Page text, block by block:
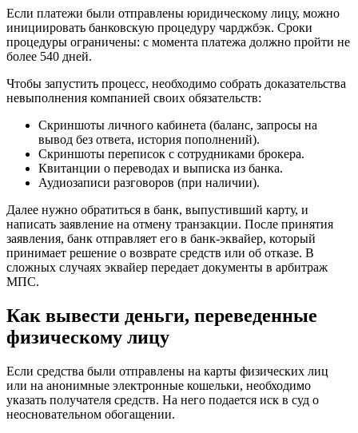
Если платежи были отправлены юридическому лицу, можно
инициировать банковскую процедуру чарджбэк. Сроки
процедуры ограничены: с момента платежа должно пройти не
более 540 дней.
Чтобы запустить процесс, необходимо собрать доказательства
невыполнения компанией своих обязательств:
Скриншоты личного кабинета (баланс, запросы на
вывод без ответа, история пополнений).
Скриншоты переписок с сотрудниками брокера.
Квитанции о переводах и выписка из банка.
Аудиозаписи разговоров (при наличии).
Далее нужно обратиться в банк, выпустивший карту, и
написать заявление на отмену транзакции. После принятия
заявления, банк отправляет его в банк-эквайер, который
принимает решение о возврате средств или об отказе. В
сложных случаях эквайер передает документы в арбитраж
МПС.
Как вывести деньги, переведенные
физическому лицу
Если средства были отправлены на карты физических лиц
или на анонимные электронные кошельки, необходимо
указать получателя средств. На него подается иск в суд о
неосновательном обогащении.